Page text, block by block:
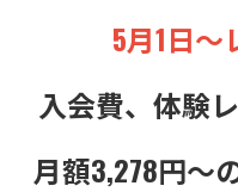
5月1日～
入会費、体験
月額3,278円～